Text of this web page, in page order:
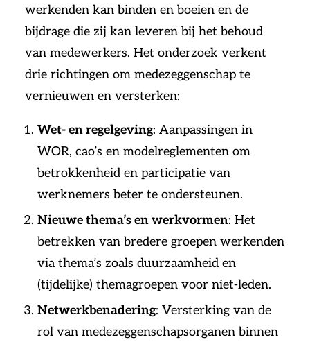
werkenden kan binden en boeien en de
bijdrage die zij kan leveren bij het behoud
van medewerkers. Het onderzoek verkent
drie richtingen om medezeggenschap te
vernieuwen en versterken:
Wet- en regelgeving: Aanpassingen in
WOR, cao’s en modelreglementen om
betrokkenheid en participatie van
werknemers beter te ondersteunen.
Nieuwe thema’s en werkvormen: Het
betrekken van bredere groepen werkenden
via thema’s zoals duurzaamheid en
(tijdelijke) themagroepen voor niet-leden.
Netwerkbenadering: Versterking van de
rol van medezeggenschapsorganen binnen